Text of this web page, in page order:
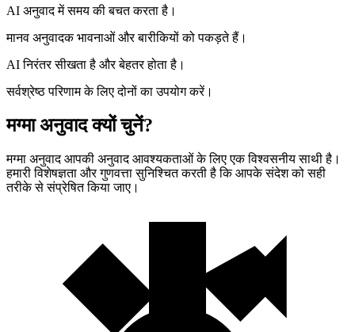
AI अनुवाद में समय की बचत करता है।
मानव अनुवादक भावनाओं और बारीकियों को पकड़ते हैं।
AI निरंतर सीखता है और बेहतर होता है।
सर्वश्रेष्ठ परिणाम के लिए दोनों का उपयोग करें।
मग्मा अनुवाद क्यों चुनें?
मग्मा अनुवाद आपकी अनुवाद आवश्यकताओं के लिए एक विश्वसनीय साथी है।
हमारी विशेषज्ञता और गुणवत्ता सुनिश्चित करती है कि आपके संदेश को सही
तरीके से संप्रेषित किया जाए।